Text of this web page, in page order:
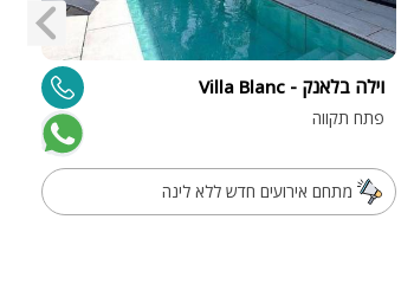
וילה בלאנק - Villa Blanc
פתח תקווה
מתחם אירועים חדש ללא לינה